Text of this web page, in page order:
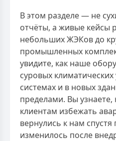
В этом разделе — не
отчёты, а живые кейсы
небольших ЖЭКов до
промышленных
увидите, как наше
суровых
системах и в новых
пределами. Вы
клиентам избежать
вернулись к нам спустя
изменилось после